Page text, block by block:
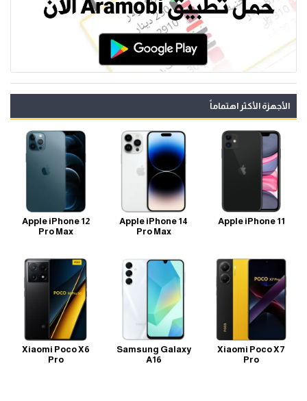
الأجهزة الأكثر اهتماماً
Apple iPhone 11
Apple iPhone 14
Pro Max
Apple iPhone 12
Pro Max
Xiaomi Poco X7
Pro
Samsung Galaxy
A16
Xiaomi Poco X6
Pro